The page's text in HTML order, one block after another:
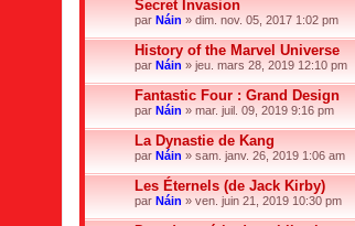
Secret Invasion
par Náin » dim. nov. 05, 2017 1:02 pm
History of the Marvel Universe
par Náin » jeu. mars 28, 2019 12:10 pm
Fantastic Four : Grand Design
par Náin » mar. juil. 09, 2019 9:16 pm
La Dynastie de Kang
par Náin » sam. janv. 26, 2019 1:06 am
Les Éternels (de Jack Kirby)
par Náin » ven. juin 21, 2019 10:30 pm